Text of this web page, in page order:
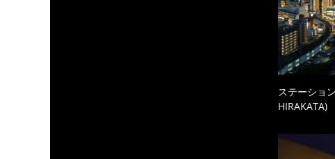
ステーショ
HIRAKATA)